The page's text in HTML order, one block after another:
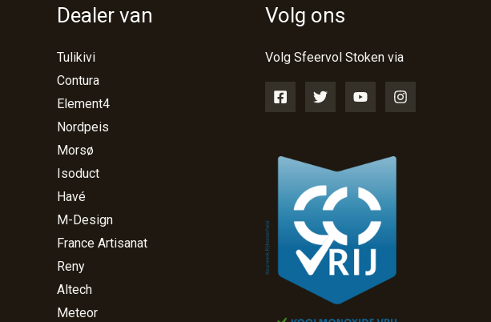
Dealer van
Tulikivi
Contura
Element4
Nordpeis
Morsø
Isoduct
Havé
M-Design
France Artisanat
Reny
Altech
Meteor
Volg ons
Volg Sfeervol Stoken via